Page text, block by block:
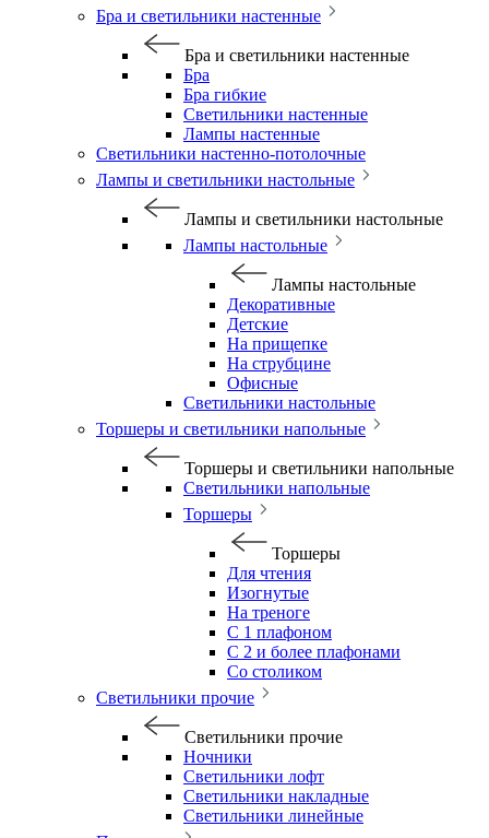
Бра и светильники настенные
Бра и светильники настенные
Бра
Бра гибкие
Светильники настенные
Лампы настенные
Светильники настенно-потолочные
Лампы и светильники настольные
Лампы и светильники настольные
Лампы настольные
Лампы настольные
Декоративные
Детские
На прищепке
На струбцине
Офисные
Светильники настольные
Торшеры и светильники напольные
Торшеры и светильники напольные
Светильники напольные
Торшеры
Торшеры
Для чтения
Изогнутые
На треноге
С 1 плафоном
С 2 и более плафонами
Со столиком
Светильники прочие
Светильники прочие
Ночники
Светильники лофт
Светильники накладные
Светильники линейные